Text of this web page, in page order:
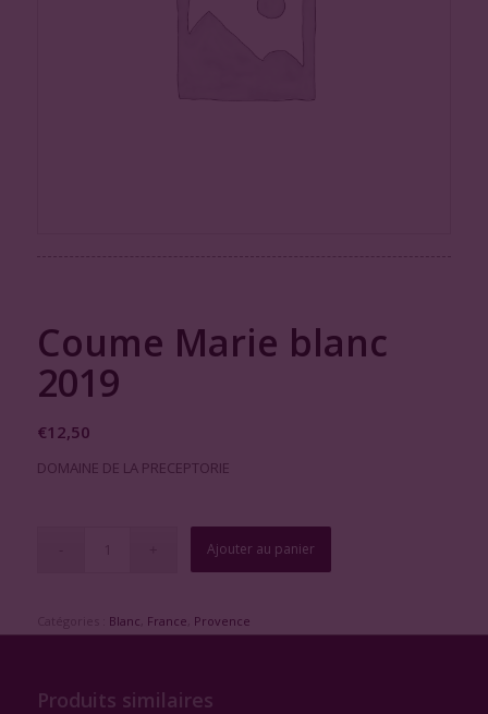
Coume Marie blanc
2019
€12,50
DOMAINE DE LA PRECEPTORIE
Ajouter au panier
Blanc France Provence
Produits similaires